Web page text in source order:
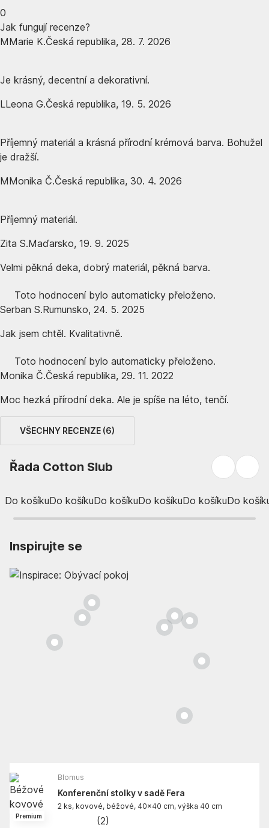
0
Jak fungují recenze?
MMarie K.Česká republika, 28. 7. 2026
Je krásný, decentní a dekorativní.
LLeona G.Česká republika, 19. 5. 2026
Příjemný materiál a krásná přírodní krémová barva. Bohužel
je dražší.
MMonika Č.Česká republika, 30. 4. 2026
Příjemný materiál.
Zita S.Maďarsko, 19. 9. 2025
Velmi pěkná deka, dobrý materiál, pěkná barva.
Toto hodnocení bylo automaticky přeloženo.
Serban S.Rumunsko, 24. 5. 2025
Jak jsem chtěl. Kvalitativně.
Toto hodnocení bylo automaticky přeloženo.
Monika Č.Česká republika, 29. 11. 2022
Moc hezká přírodní deka. Ale je spíše na léto, tenčí.
VŠECHNY RECENZE (6)
Řada Cotton Slub
Do košíkuDo košíkuDo košíkuDo košíkuDo košíkuDo
Inspirujte se
Premium
Blomus
Konferenční stolky v sadě Fera
2 ks, kovové, béžové, 40x40 cm, výška 40 cm
(2)